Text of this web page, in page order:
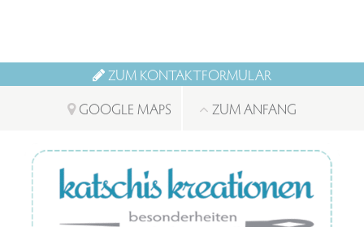
ZUM KONTAKTFORMULAR
GOOGLE MAPS
ZUM ANFANG